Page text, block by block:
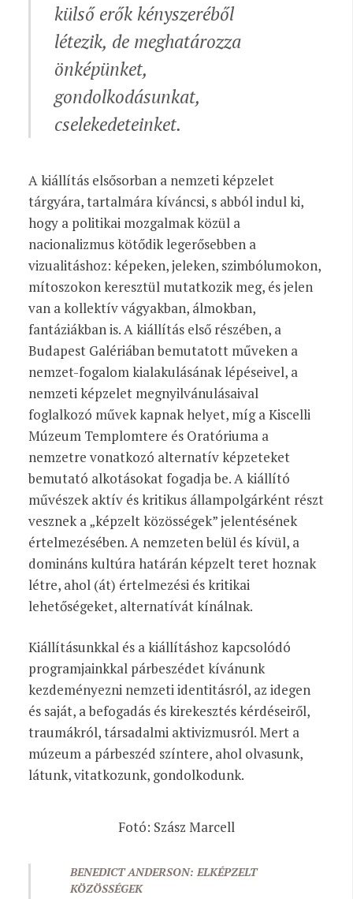
külső erők kényszeréből
létezik, de meghatározza
önképünket,
gondolkodásunkat,
cselekedeteinket.
A kiállítás elsősorban a nemzeti képzelet
tárgyára, tartalmára kíváncsi, s abból indul ki,
hogy a politikai mozgalmak közül a
nacionalizmus kötődik legerősebben a
vizualitáshoz: képeken, jeleken, szimbólumokon,
mítoszokon keresztül mutatkozik meg, és jelen
van a kollektív vágyakban, álmokban,
fantáziákban is. A kiállítás első részében, a
Budapest Galériában bemutatott műveken a
nemzet-fogalom kialakulásának lépéseivel, a
nemzeti képzelet megnyilvánulásaival
foglalkozó művek kapnak helyet, míg a Kiscelli
Múzeum Templomtere és Oratóriuma a
nemzetre vonatkozó alternatív képzeteket
bemutató alkotásokat fogadja be. A kiállító
művészek aktív és kritikus állampolgárként részt
vesznek a „képzelt közösségek” jelentésének
értelmezésében. A nemzeten belül és kívül, a
domináns kultúra határán képzelt teret hoznak
létre, ahol (át) értelmezési és kritikai
lehetőségeket, alternatívát kínálnak.
Kiállításunkkal és a kiállításhoz kapcsolódó
programjainkkal párbeszédet kívánunk
kezdeményezni nemzeti identitásról, az idegen
és saját, a befogadás és kirekesztés kérdéseiről,
traumákról, társadalmi aktivizmusról. Mert a
múzeum a párbeszéd színtere, ahol olvasunk,
látunk, vitatkozunk, gondolkodunk.
Fotó: Szász Marcell
BENEDICT ANDERSON: ELKÉPZELT
KÖZÖSSÉGEK